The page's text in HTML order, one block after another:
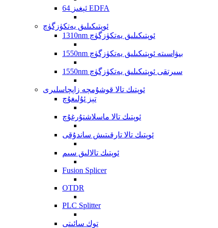
64 ئېغىز EDFA
ئوپتىكىلىق يەتكۈزگۈچ
1310nm ئوپتىكىلىق يەتكۈزگۈچ
1550nm بىۋاسىتە ئوپتىكىلىق يەتكۈزگۈچ
1550nm سىرتقى ئوپتىكىلىق يەتكۈزگۈچ
ئوپتىك تالا قوشۇمچە زاپچاسلىرى
تېز ئۇلىغۇچ
ئوپتىك تالا ماسلاشتۇرغۇچ
ئوپتىك تالا تارقىتىش ساندۇقى
ئوپتىك تالالىق سىم
Fusion Splicer
OTDR
PLC Splitter
توك سائىتى